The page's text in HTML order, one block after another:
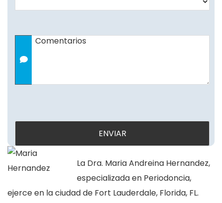
Comentarios
La Dra. Maria Andreina Hernandez,
especializada en Periodoncia,
ejerce en la ciudad de Fort Lauderdale, Florida, FL.